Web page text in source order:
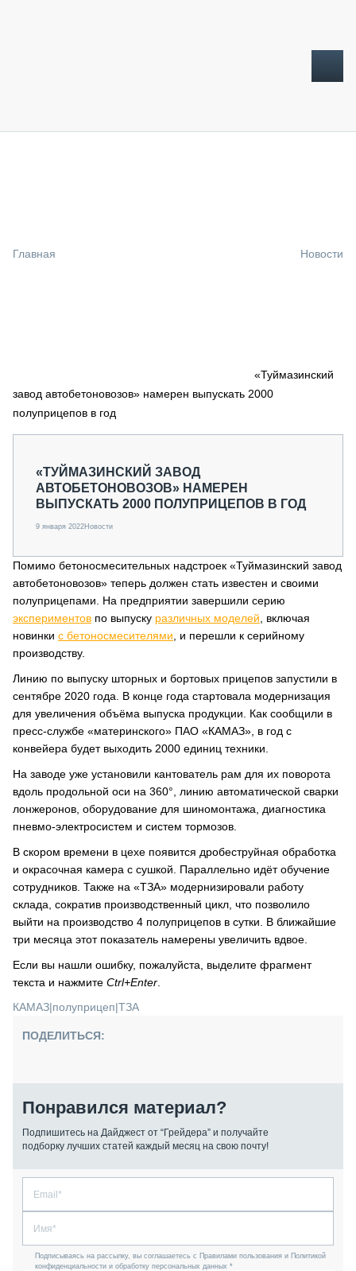
СПЕЦПРОЕКТЫ
МЕРОПРИЯТИЯ
СТАТЬИ ПО КАТЕГОРИЯМ ТЕХНИКИ
Главная Новости
«Туймазинский
завод автобетоновозов» намерен выпускать 2000
полуприцепов в год
«ТУЙМАЗИНСКИЙ ЗАВОД
АВТОБЕТОНОВОЗОВ» НАМЕРЕН
ВЫПУСКАТЬ 2000 ПОЛУПРИЦЕПОВ В ГОД
9 января 2022Новости
Помимо бетоносмесительных надстроек «Туймазинский завод
автобетоновозов» теперь должен стать известен и своими
полуприцепами. На предприятии завершили серию
экспериментов по выпуску различных моделей , включая
новинки с бетоносмесителями , и перешли к серийному
производству.
Линию по выпуску шторных и бортовых прицепов запустили в
сентябре 2020 года. В конце года стартовала модернизация
для увеличения объёма выпуска продукции. Как сообщили в
пресс-службе «материнского» ПАО «КАМАЗ», в год с
конвейера будет выходить 2000 единиц техники.
На заводе уже установили кантователь рам для их поворота
вдоль продольной оси на 360°, линию автоматической сварки
лонжеронов, оборудование для шиномонтажа, диагностика
пневмо-электросистем и систем тормозов.
В скором времени в цехе появится дробеструйная обработка
и окрасочная камера с сушкой. Параллельно идёт обучение
сотрудников. Также на «ТЗА» модернизировали работу
склада, сократив производственный цикл, что позволило
выйти на производство 4 полуприцепов в сутки. В ближайшие
три месяца этот показатель намерены увеличить вдвое.
Если вы нашли ошибку, пожалуйста, выделите фрагмент
текста и нажмите Ctrl+Enter
КАМАЗ|полуприцеп|ТЗА
ПОДЕЛИТЬСЯ:
Понравился материал?
Подпишитесь на Дайджест от “Грейдера” и получайте
подборку лучших статей каждый месяц на свою почту!
Подписываясь на рассылку, вы соглашаетесь с Правилами пользования и Политикой
конфиденциальности и обработку персональных данных *